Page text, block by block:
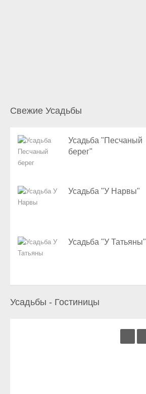
Свежие Усадьбы
Усадьба "Песчаный
берег"
Усадьба "У Нарвы"
Усадьба "У Татьяны"
Усадьбы - Гостиницы